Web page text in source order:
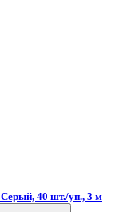
Серый, 40 шт./уп., 3 м